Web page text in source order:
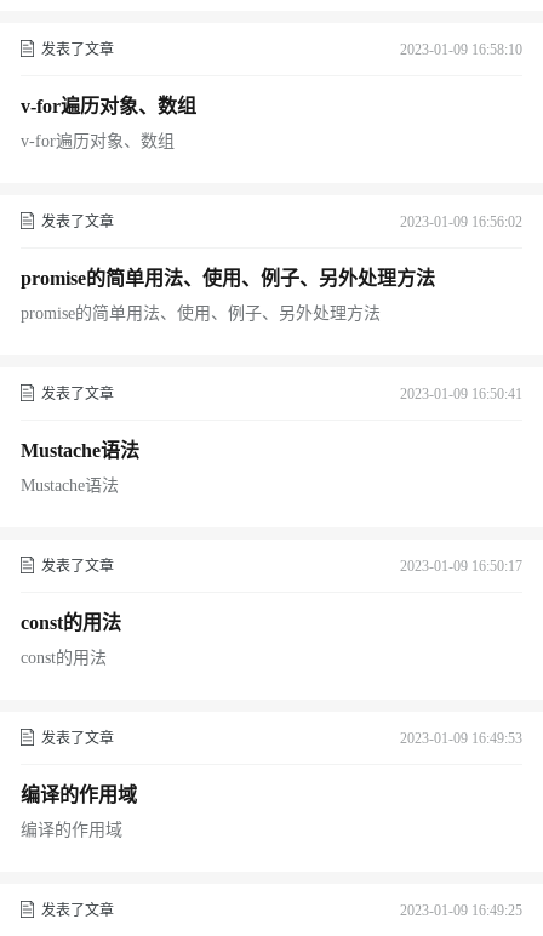
发表了文章 2023-01-09 16:58:10
v-for遍历对象、数组
v-for遍历对象、数组
发表了文章 2023-01-09 16:56:02
promise的简单用法、使用、例子、另外处理方法
promise的简单用法、使用、例子、另外处理方法
发表了文章 2023-01-09 16:50:41
Mustache语法
Mustache语法
发表了文章 2023-01-09 16:50:17
const的用法
const的用法
发表了文章 2023-01-09 16:49:53
编译的作用域
编译的作用域
发表了文章 2023-01-09 16:49:25